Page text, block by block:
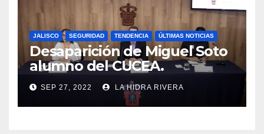
JALISCO SEGURIDAD TENDENCIA ÚLTIMAS NOTICIAS
Desaparición de Miguel Soto
alumno del CUCEA.
SEP 27, 2022 LA HIDRA RIVERA